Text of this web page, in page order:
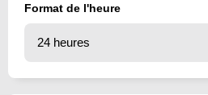
Format de l'heure